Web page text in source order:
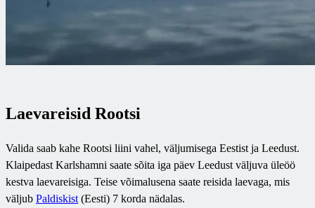
Laevareisid Rootsi
Valida saab kahe Rootsi liini vahel, väljumisega Eestist ja Leedust.
Klaipedast Karlshamni saate sõita iga päev Leedust väljuva üleöö
kestva laevareisiga. Teise võimalusena saate reisida laevaga, mis
väljub Paldiskist (Eesti) 7 korda nädalas.